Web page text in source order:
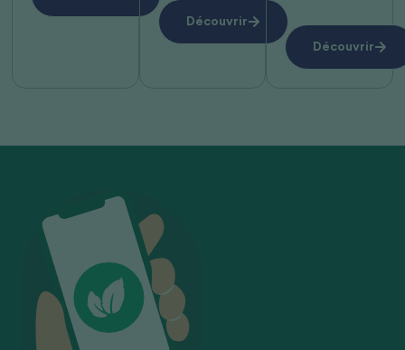
Découvrir
Découvrir